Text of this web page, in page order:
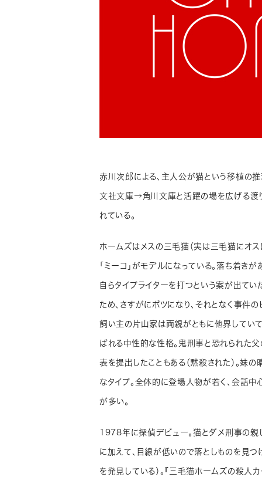
赤川次郎による、主人公が猫という移植の
文社文庫→角川文庫と活躍の場を広げる渡
れている。
ホームズはメスの三毛猫（実は三毛猫にオ
「ミーコ」がモデルになっている。落ち着き
自らタイプライターを打つという案が出て
ため、さすがにボツになり、それとなく事件
飼い主の片山家は両親がともに他界していて
ばれる中性的な性格。鬼刑事と恐れられた
表を提出したこともある（黙殺された）。妹
なタイプ。全体的に登場人物が若く、会話中
が多い。
1978年に探偵デビュー。猫とダメ刑事の
に加えて、目線が低いので落としものを見つ
を発見している）。『三毛猫ホームズの殺人